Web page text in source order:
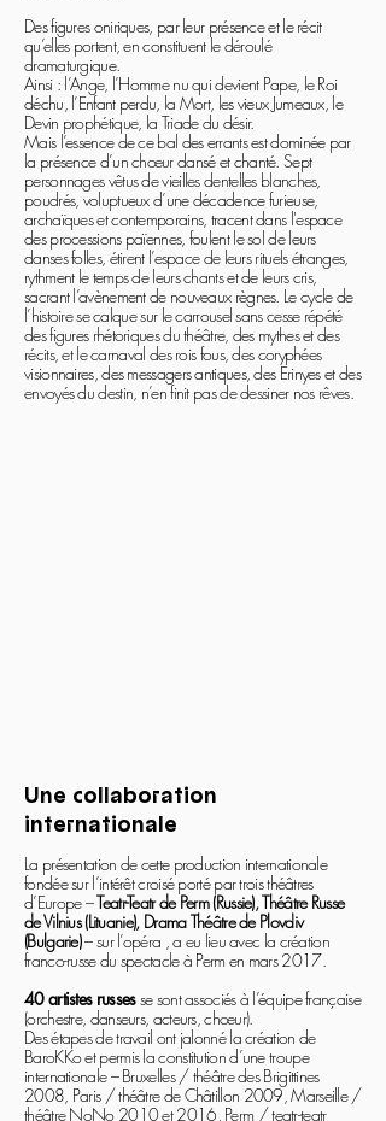
Des figures oniriques, par leur présence et le récit
qu’elles portent, en constituent le déroulé
dramaturgique.
Ainsi : l’Ange, l’Homme nu qui devient Pape, le Roi
déchu, l’Enfant perdu, la Mort, les vieux Jumeaux, le
Devin prophétique, la Triade du désir.
Mais l’essence de ce bal des errants est dominée par
la présence d’un chœur dansé et chanté. Sept
personnages vêtus de vieilles dentelles blanches,
poudrés, voluptueux d’une décadence furieuse,
archaïques et contemporains, tracent dans l'espace
des processions païennes, foulent le sol de leurs
danses folles, étirent l’espace de leurs rituels étranges,
rythment le temps de leurs chants et de leurs cris,
sacrant l’avènement de nouveaux règnes. Le cycle de
l’histoire se calque sur le carrousel sans cesse répété
des figures rhétoriques du théâtre, des mythes et des
récits, et le carnaval des rois fous, des coryphées
visionnaires, des messagers antiques, des Erinyes et des
envoyés du destin, n’en finit pas de dessiner nos rêves.
Une collaboration
internationale
La présentation de cette production internationale
fondée sur l’intérêt croisé porté par trois théâtres
d’Europe –Teatr-Teatr de Perm (Russie), Théâtre Russe
de Vilnius (Lituanie), Drama Théâtre de Plovdiv
(Bulgarie)– sur l’opéra , a eu lieu avec la création
franco-russe du spectacle à Perm en mars 2017.
40 artistes russesse sont associés à l’équipe française
(orchestre, danseurs, acteurs, chœur).
Des étapes de travail ont jalonné la création de
BaroKKo et permis la constitution d’une troupe
internationale – Bruxelles / théâtre des Brigittines
2008, Paris / théâtre de Châtillon 2009, Marseille /
théâtre NoNo 2010 et 2016, Perm / teatr-teatr